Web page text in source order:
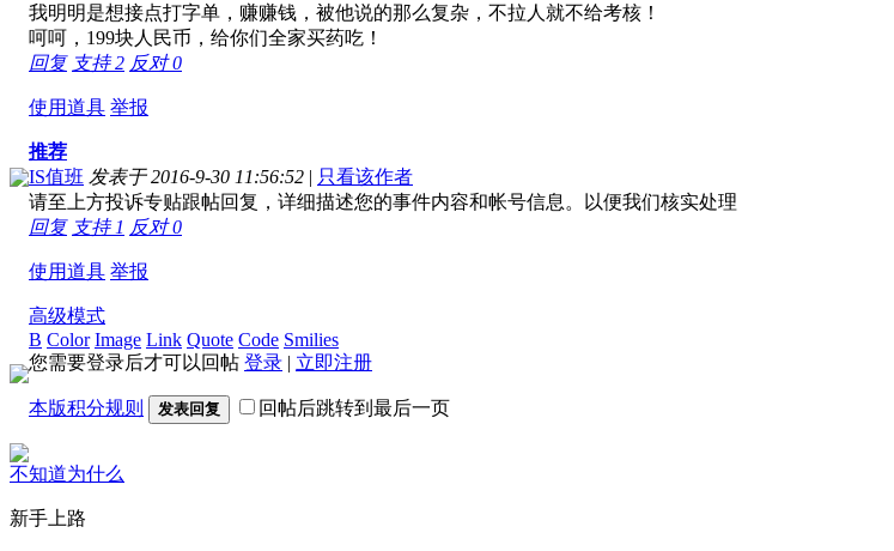
我明明是想接点打字单，赚赚钱，被他说的那么复杂，不拉人就不给考核！
呵呵，199块人民币，给你们全家买药吃！
回复 支持2 反对0
使用道具 举报
推荐
IS值班 发表于 2016-9-30 11:56:52 | 只看该作者
请至上方投诉专贴跟帖回复，详细描述您的事件内容和帐号信息。以便我们核实处理
回复 支持 1 反对0
使用道具 举报
高级模式
B Color Image Link Quote Code Smilies
您需要登录后才可以回帖 登录 | 立即注册
本版积分规则 发表回复 回帖后跳转到最后一页
不知道为什么
新手上路